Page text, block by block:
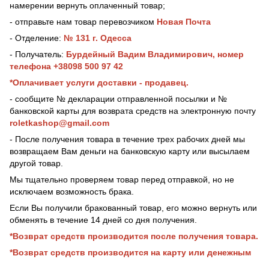
намерении вернуть оплаченный товар;
- отправьте нам товар перевозчиком Новая Почта
- Отделение: № 131 г. Одесса
- Получатель: Бурдейный Вадим Владимирович, номер
телефона +38098 500 97 42
*Оплачивает услуги доставки - продавец.
- сообщите № декларации отправленной посылки и №
банковской карты для возврата средств на электронную почту
roletkashop@gmail.com
- После получения товара в течение трех рабочих дней мы
возвращаем Вам деньги на банковскую карту или высылаем
другой товар.
Мы тщательно проверяем товар перед отправкой, но не
исключаем возможность брака.
Если Вы получили бракованный товар, его можно вернуть или
обменять в течение 14 дней со дня получения.
*Возврат средств производится после получения товара.
*Возврат средств производится на карту или денежным